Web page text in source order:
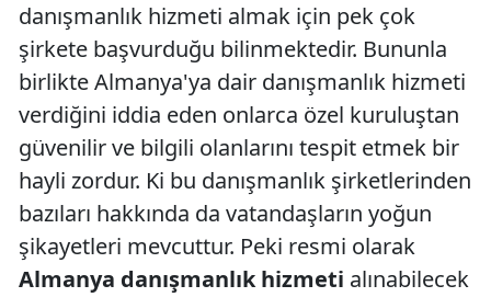
danışmanlık hizmeti almak için pek çok
şirkete başvurduğu bilinmektedir. Bununla
birlikte Almanya'ya dair danışmanlık hizmeti
verdiğini iddia eden onlarca özel kuruluştan
güvenilir ve bilgili olanlarını tespit etmek bir
hayli zordur. Ki bu danışmanlık şirketlerinden
bazıları hakkında da vatandaşların yoğun
şikayetleri mevcuttur. Peki resmi olarak
Almanya danışmanlık hizmeti alınabilecek